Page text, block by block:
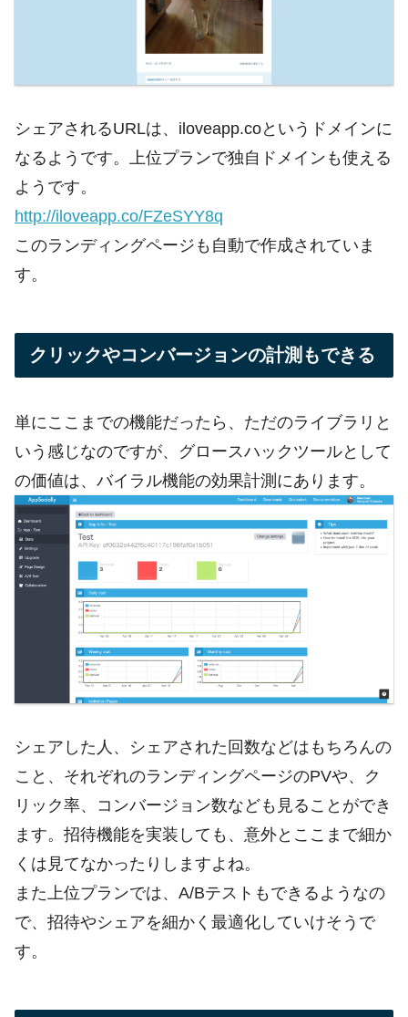
シェアされるURLは、iloveapp.coというドメインに
なるようです。上位プランで独自ドメインも使える
ようです。
http://iloveapp.co/FZeSYY8q
このランディングページも自動で作成されていま
す。
クリックやコンバージョンの計測もできる
単にここまでの機能だったら、ただのライブラリと
いう感じなのですが、グロースハックツールとして
の価値は、バイラル機能の効果計測にあります。
シェアした人、シェアされた回数などはもちろんの
こと、それぞれのランディングページのPVや、ク
リック率、コンバージョン数なども見ることができ
ます。招待機能を実装しても、意外とここまで細か
くは見てなかったりしますよね。
また上位プランでは、A/Bテストもできるようなの
で、招待やシェアを細かく最適化していけそうで
す。